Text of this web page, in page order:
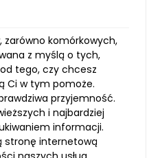
komórkowych,
z myślą o tych,
tego, czy chcesz
Ci w tym pomoże.
przyjemność.
i najbardziej
informacji.
stronę internetową